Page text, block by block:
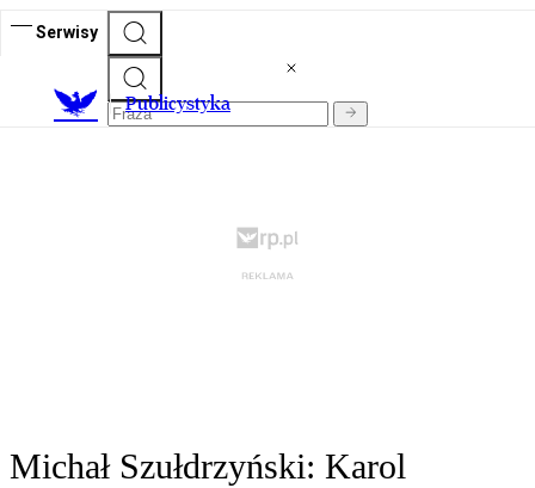
Serwisy
Publicystyka
Michał Szułdrzyński: Karol